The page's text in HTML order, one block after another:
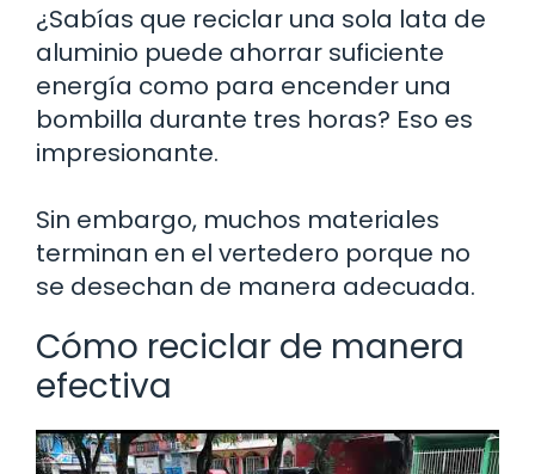
¿Sabías que reciclar una sola lata de
aluminio puede ahorrar suficiente
energía como para encender una
bombilla durante tres horas? Eso es
impresionante.
Sin embargo, muchos materiales
terminan en el vertedero porque no
se desechan de manera adecuada.
Cómo reciclar de manera
efectiva